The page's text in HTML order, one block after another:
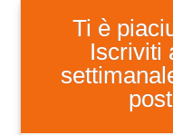
Ti è
Iscriviti